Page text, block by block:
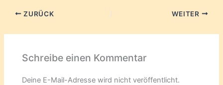
ZURÜCK WEITER
Schreibe einen Kommentar
Deine E-Mail-Adresse wird nicht veröffentlicht.